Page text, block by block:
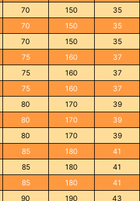
70 150
35
70 150
35
70 150
35
75 160
37
75 160
37
75 160
37
80 170
39
80 170
39
80 170
39
85 180
41
85 180
41
85 180
41
90 190
43